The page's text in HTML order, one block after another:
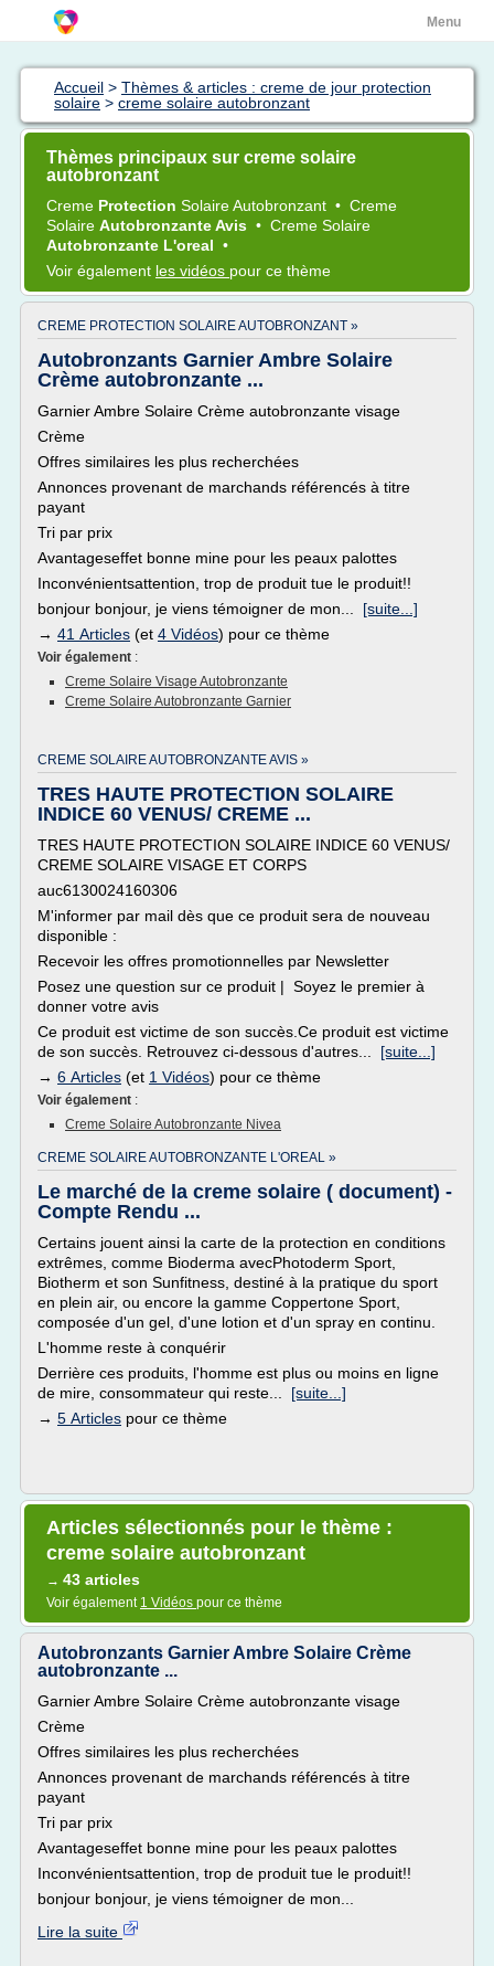
Menu
Accueil > Thèmes & articles : creme de jour protection
solaire > creme solaire autobronzant
Thèmes principaux sur creme solaire
autobronzant
Creme Protection Solaire Autobronzant • Creme
Solaire Autobronzante Avis • Creme Solaire
Autobronzante L'oreal •
Voir également les vidéos pour ce thème
CREME PROTECTION SOLAIRE AUTOBRONZANT »
Autobronzants Garnier Ambre Solaire
Crème autobronzante ...
Garnier Ambre Solaire Crème autobronzante visage
Crème
Offres similaires les plus recherchées
Annonces provenant de marchands référencés à titre
payant
Tri par prix
Avantageseffet bonne mine pour les peaux palottes
Inconvénientsattention, trop de produit tue le produit!!
bonjour bonjour, je viens témoigner de mon... [suite...]
→ 41 Articles (et 4 Vidéos) pour ce thème
Voir également :
Creme Solaire Visage Autobronzante
Creme Solaire Autobronzante Garnier
CREME SOLAIRE AUTOBRONZANTE AVIS »
TRES HAUTE PROTECTION SOLAIRE
INDICE 60 VENUS/ CREME ...
TRES HAUTE PROTECTION SOLAIRE INDICE 60 VENUS/
CREME SOLAIRE VISAGE ET CORPS
auc6130024160306
M'informer par mail dès que ce produit sera de nouveau
disponible :
Recevoir les offres promotionnelles par Newsletter
Posez une question sur ce produit | Soyez le premier à
donner votre avis
Ce produit est victime de son succès.Ce produit est victime
de son succès. Retrouvez ci-dessous d'autres... [suite...]
→ 6 Articles (et 1 Vidéos) pour ce thème
Voir également :
Creme Solaire Autobronzante Nivea
CREME SOLAIRE AUTOBRONZANTE L'OREAL »
Le marché de la creme solaire ( document) -
Compte Rendu ...
Certains jouent ainsi la carte de la protection en conditions
extrêmes, comme Bioderma avecPhotoderm Sport,
Biotherm et son Sunfitness, destiné à la pratique du sport
en plein air, ou encore la gamme Coppertone Sport,
composée d'un gel, d'une lotion et d'un spray en continu.
L'homme reste à conquérir
Derrière ces produits, l'homme est plus ou moins en ligne
de mire, consommateur qui reste... [suite...]
→ 5 Articles pour ce thème
Articles sélectionnés pour le thème :
creme solaire autobronzant
→ 43 articles
Voir également 1 Vidéos pour ce thème
Autobronzants Garnier Ambre Solaire Crème
autobronzante ...
Garnier Ambre Solaire Crème autobronzante visage
Crème
Offres similaires les plus recherchées
Annonces provenant de marchands référencés à titre
payant
Tri par prix
Avantageseffet bonne mine pour les peaux palottes
Inconvénientsattention, trop de produit tue le produit!!
bonjour bonjour, je viens témoigner de mon...
Lire la suite